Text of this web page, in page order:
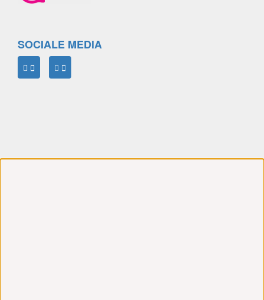
SOCIALE MEDIA